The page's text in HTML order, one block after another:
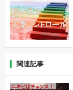
関連記事